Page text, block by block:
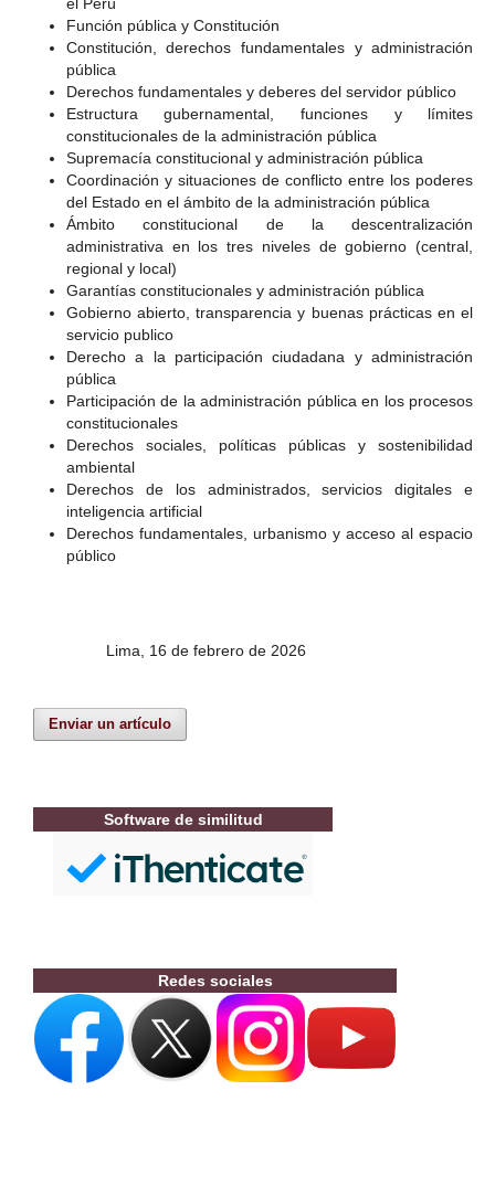
Función pública y Constitución
Constitución, derechos fundamentales y administración
pública
Derechos fundamentales y deberes del servidor público
Estructura gubernamental, funciones y límites
constitucionales de la administración pública
Supremacía constitucional y administración pública
Coordinación y situaciones de conflicto entre los poderes
del Estado en el ámbito de la administración pública
Ámbito constitucional de la descentralización
administrativa en los tres niveles de gobierno (central,
regional y local)
Garantías constitucionales y administración pública
Gobierno abierto, transparencia y buenas prácticas en el
servicio publico
Derecho a la participación ciudadana y administración
pública
Participación de la administración pública en los procesos
constitucionales
Derechos sociales, políticas públicas y sostenibilidad
ambiental
Derechos de los administrados, servicios digitales e
inteligencia artificial
Derechos fundamentales, urbanismo y acceso al espacio
público
Lima, 16 de febrero de 2026
Enviar un artículo
Software de similitud
Redes sociales